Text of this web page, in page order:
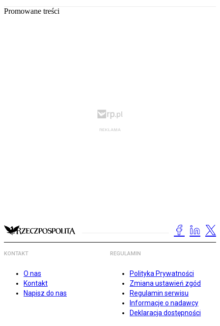
Promowane treści
KONTAKT
O nas
Kontakt
Napisz do nas
REGULAMIN
Polityka Prywatności
Zmiana ustawień zgód
Regulamin serwisu
Informacje o nadawcy
Deklaracja dostępności